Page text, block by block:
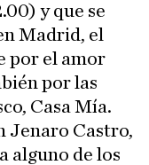
y que se
Madrid, el
por el amor
por las
Casa Mía.
Jenaro Castro,
alguno de los